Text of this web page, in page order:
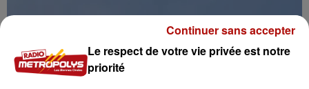
Le respect de votre vie privée est notre
priorité
Continuer sans accepter